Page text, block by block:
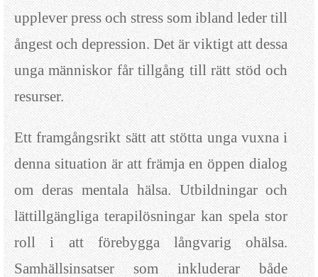
upplever press och stress som ibland leder till
ångest och depression. Det är viktigt att dessa
unga människor får tillgång till rätt stöd och
resurser.
Ett framgångsrikt sätt att stötta unga vuxna i
denna situation är att främja en öppen dialog
om deras mentala hälsa. Utbildningar och
lättillgängliga terapilösningar kan spela stor
roll i att förebygga långvarig ohälsa.
Samhällsinsatser som inkluderar både